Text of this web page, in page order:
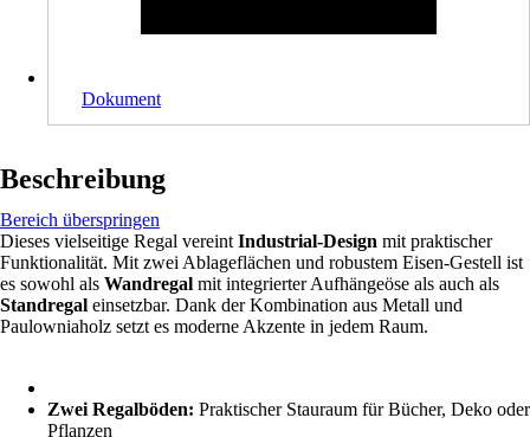
Dokument
Beschreibung
Bereich überspringen
Dieses vielseitige Regal vereint Industrial-Design mit praktischer
Funktionalität. Mit zwei Ablageflächen und robustem Eisen-Gestell ist
es sowohl als Wandregal mit integrierter Aufhängeöse als auch als
Standregal einsetzbar. Dank der Kombination aus Metall und
Paulowniaholz setzt es moderne Akzente in jedem Raum.
Zwei Regalböden: Praktischer Stauraum für Bücher, Deko oder
Pflanzen